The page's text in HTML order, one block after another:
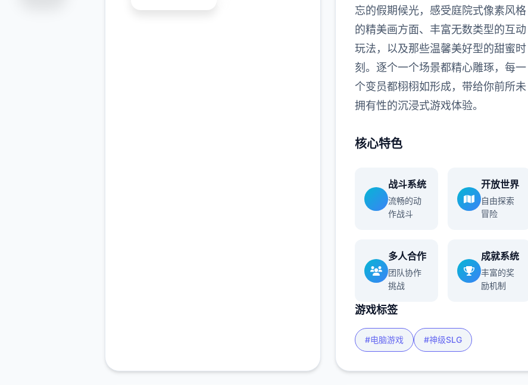
忘的假期候光，感受庭院式像素风格
的精美画方面、丰富无数类型的互动
玩法，以及那些温馨美好型的甜蜜时
刻。逐个一个场景都精心雕琢，每一
个变员都栩栩如形成，带给你前所未
拥有性的沉浸式游戏体验。
核心特色
战斗系统
流畅的动
作战斗
开放世界
自由探索
冒险
多人合作
团队协作
挑战
成就系统
丰富的奖
励机制
游戏标签
#电脑游戏 #神级SLG